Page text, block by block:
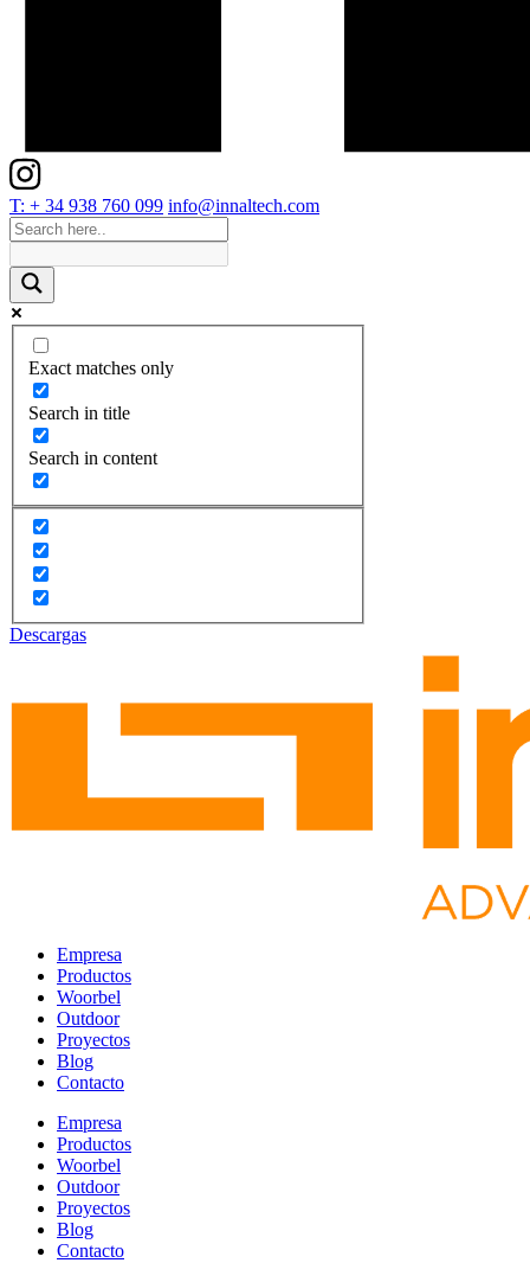
T: + 34 938 760 099 info@innaltech.com
Exact matches only
Search in title
Search in content
Descargas
Empresa
Productos
Woorbel
Outdoor
Proyectos
Blog
Contacto
Empresa
Productos
Woorbel
Outdoor
Proyectos
Blog
Contacto